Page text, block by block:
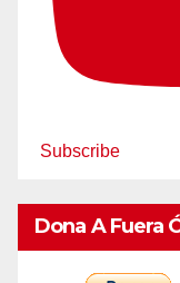
Subscribe
Dona A Fuera